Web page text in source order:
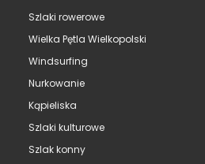
Szlaki rowerowe
Wielka Pętla Wielkopolski
Windsurfing
Nurkowanie
Kąpieliska
Szlaki kulturowe
Szlak konny